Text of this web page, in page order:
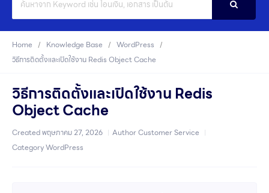
For
Home Knowledge Base
WordPress
วิธีการติดตั้งและเปิดใช้งาน Redis Object Cache
วิธีการติดตั้งและเปิดใช้งาน Redis
Object Cache
Createdพฤษภาคม 27, 2026 AuthorCustomer Service
CategoryWordPress